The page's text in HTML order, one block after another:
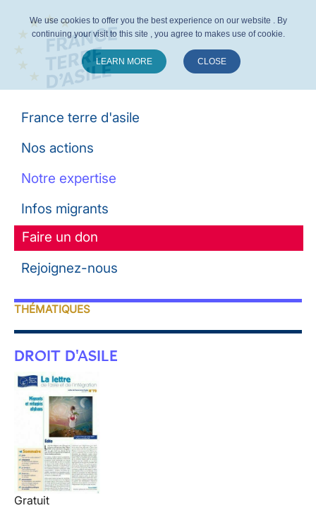
France terre d'asile
Nos actions
Notre expertise
Infos migrants
Faire un don
Rejoignez-nous
THÉMATIQUES
DROIT D'ASILE
Gratuit
We use cookies to offer you the best experience on our website . By
continuing your visit to this site , you agree to makes use of cookie.
LEARN MORE CLOSE